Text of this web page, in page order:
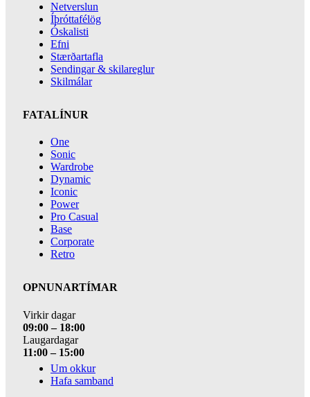
Netverslun
Íþróttafélög
Óskalisti
Efni
Stærðartafla
Sendingar & skilareglur
Skilmálar
FATALÍNUR
One
Sonic
Wardrobe
Dynamic
Iconic
Power
Pro Casual
Base
Corporate
Retro
OPNUNARTÍMAR
Virkir dagar
09:00 – 18:00
Laugardagar
11:00 – 15:00
Um okkur
Hafa samband